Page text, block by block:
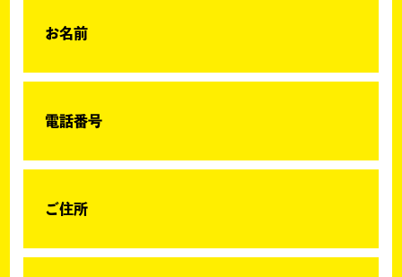
お名前
電話番号
ご住所